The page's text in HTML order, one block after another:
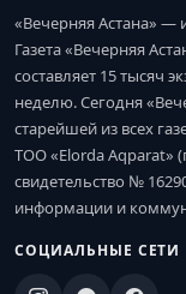
«Вечерняя Астана»
Газета «Вечерняя
составляет 15 тысяч
неделю. Сегодня
старейшей из всех
ТОО «Elorda Aqparat»
свидетельство №
информации и
СОЦИАЛЬНЫЕ СЕТИ